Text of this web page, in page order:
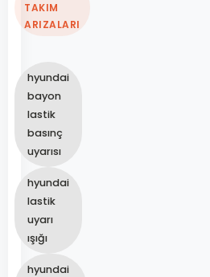
TAKIM
ARIZALARI
hyundai
bayon
lastik
basınç
uyarısı
hyundai
lastik
uyarı
ışığı
hyundai